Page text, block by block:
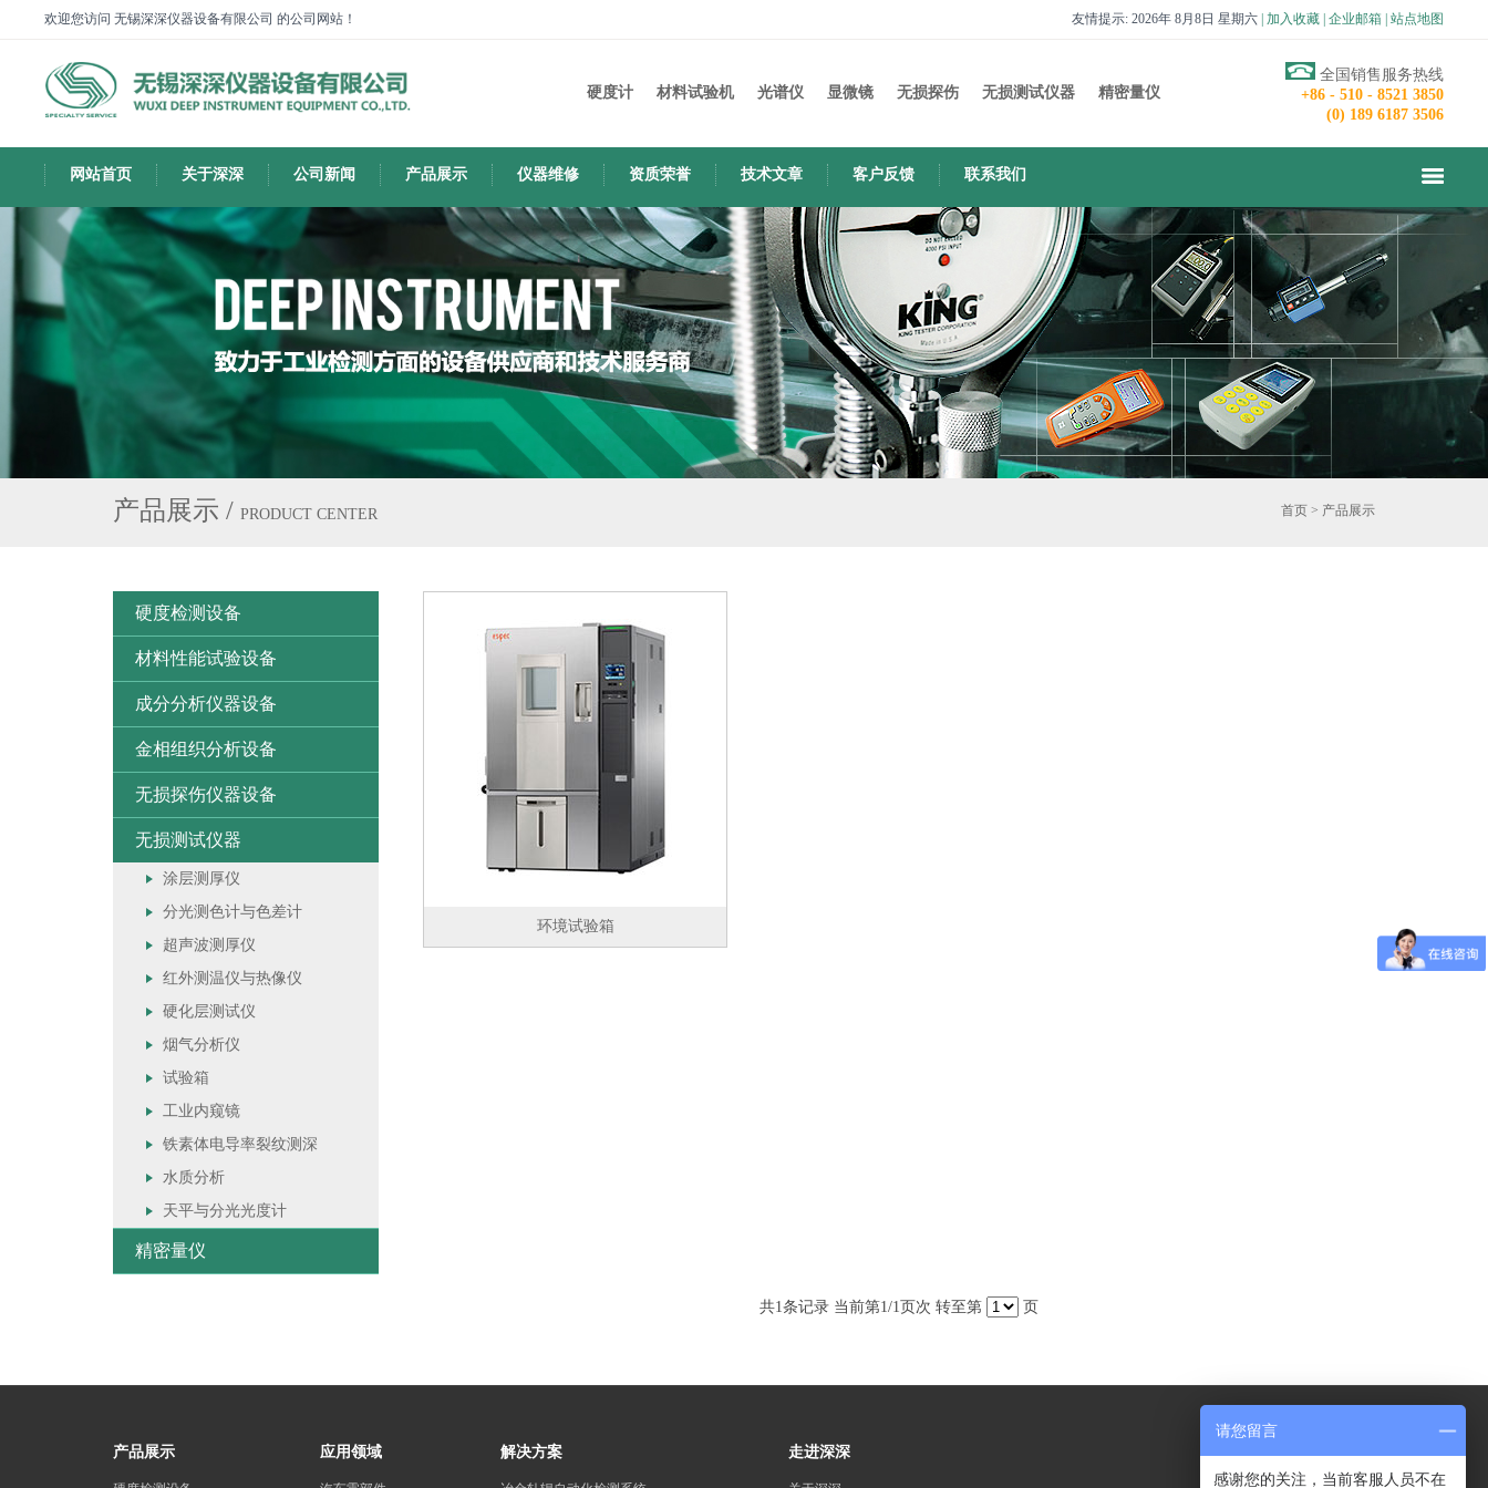
欢迎您访问 无锡深深仪器设备有限公司 的公司网站！ 友情提示: 2026年 8月8日 星期六 加入收藏| 企业邮箱 站点地图
硬度计 材料试验机 光谱仪 显微镜 无损探伤 无损测试仪器 精密量仪
全国销售服务热线
+86 - 510 - 8521 3850
(0) 189 6187 3506
网站首页 关于深深 公司新闻 产品展示 仪器维修 资质荣誉 技术文章 客户反馈 联系我们
产品展示 / PRODUCT CENTER 首页 > 产品展示
硬度检测设备
材料性能试验设备
成分分析仪器设备
金相组织分析设备
无损探伤仪器设备
无损测试仪器
涂层测厚仪
分光测色计与色差计
超声波测厚仪
红外测温仪与热像仪
硬化层测试仪
烟气分析仪
试验箱
工业内窥镜
铁素体电导率裂纹测深
水质分析
天平与分光光度计
精密量仪
环境试验箱
共1条记录 当前第1/1页次 转至第 页
产品展示 应用领域 解决方案 走进深深
请您留言
感谢您的关注，当前客服人员不在